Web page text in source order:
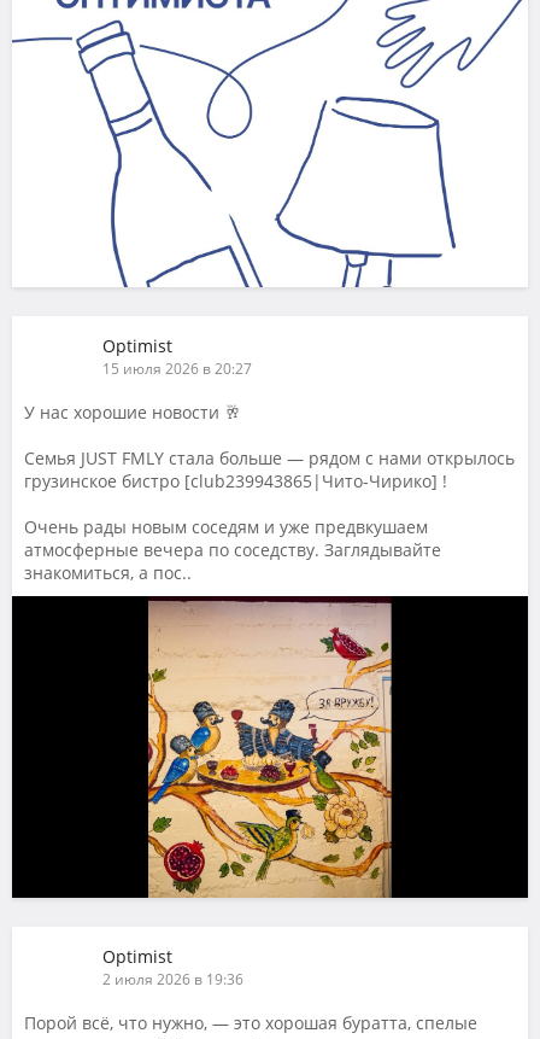
Optimist
15 июля 2026 в 20:27
У нас хорошие новости 🥂
Семья JUST FMLY стала больше — рядом с нами открылось
грузинское бистро [club239943865|Чито-Чирико] !
Очень рады новым соседям и уже предвкушаем
атмосферные вечера по соседству. Заглядывайте
знакомиться, а пос..
Optimist
2 июля 2026 в 19:36
Порой всё, что нужно, — это хорошая буратта, спелые